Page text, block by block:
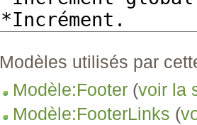
Modèles utilisés par
Modèle:Footer(voir la
Modèle:FooterLinks (